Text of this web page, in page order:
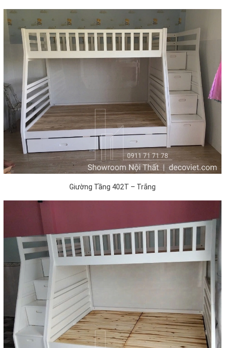
Giường Tầng 402T – Trắng